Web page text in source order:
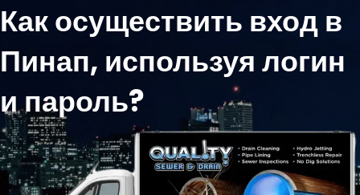
Как осуществить вход в
Пинап, используя логин
и пароль?